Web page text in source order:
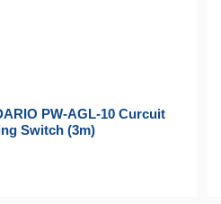
PW-AGL-10 Curcuit
Switch (3m)